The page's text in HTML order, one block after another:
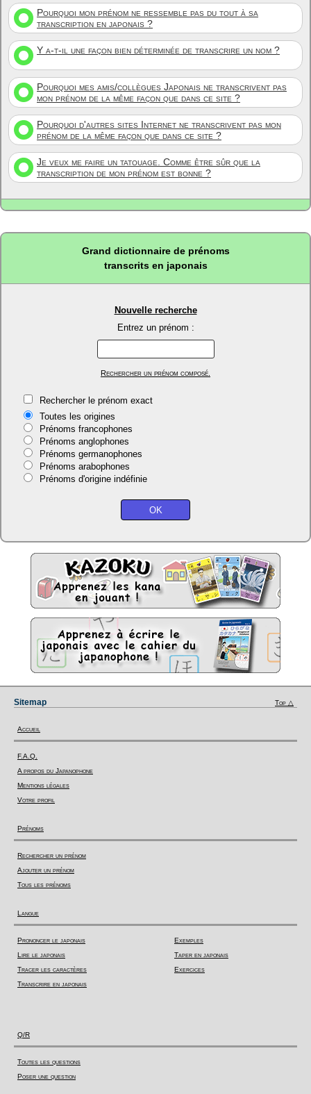
Pourquoi mon prénom ne ressemble pas du tout à sa
transcription en japonais ?
Y a-t-il une façon bien déterminée de transcrire un nom ?
Pourquoi mes amis/collègues Japonais ne transcrivent pas
mon prénom de la même façon que dans ce site ?
Pourquoi d'autres sites Internet ne transcrivent pas mon
prénom de la même façon que dans ce site ?
Je veux me faire un tatouage. Comme être sûr que la
transcription de mon prénom est bonne ?
Grand dictionnaire de prénoms
transcrits en japonais
Nouvelle recherche
Entrez un prénom :
Rechercher un prénom composé.
Rechercher le prénom exact
Toutes les origines
Prénoms francophones
Prénoms anglophones
Prénoms germanophones
Prénoms arabophones
Prénoms d'origine indéfinie
Sitemap Top △
Accueil
F.A.Q.
A propos du Japanophone
Mentions légales
Votre profil
Prénoms
Rechercher un prénom
Ajouter un prénom
Tous les prénoms
Langue
Prononcer le japonais
Lire le japonais
Tracer les caractères
Transcrire en japonais
Exemples
Taper en japonais
Exercices
Q/R
Toutes les questions
Poser une question